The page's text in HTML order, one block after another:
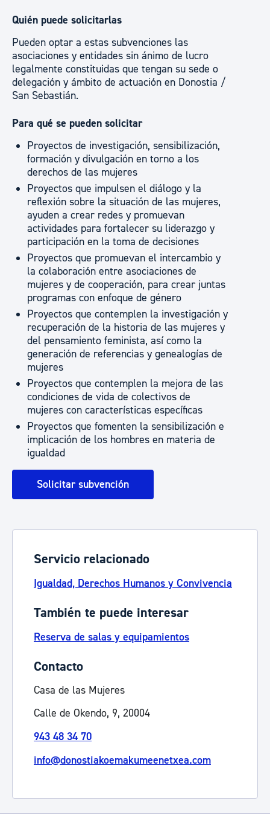
Quién puede solicitarlas
Pueden optar a estas subvenciones las
asociaciones y entidades sin ánimo de lucro
legalmente constituidas que tengan su sede o
delegación y ámbito de actuación en Donostia /
San Sebastián.
Para qué se pueden solicitar
Proyectos de investigación, sensibilización,
formación y divulgación en torno a los
derechos de las mujeres
Proyectos que impulsen el diálogo y la
reflexión sobre la situación de las mujeres,
ayuden a crear redes y promuevan
actividades para fortalecer su liderazgo y
participación en la toma de decisiones
Proyectos que promuevan el intercambio y
la colaboración entre asociaciones de
mujeres y de cooperación, para crear juntas
programas con enfoque de género
Proyectos que contemplen la investigación y
recuperación de la historia de las mujeres y
del pensamiento feminista, así como la
generación de referencias y genealogías de
mujeres
Proyectos que contemplen la mejora de las
condiciones de vida de colectivos de
mujeres con características específicas
Proyectos que fomenten la sensibilización e
implicación de los hombres en materia de
igualdad
Solicitar subvención
Servicio relacionado
Igualdad, Derechos Humanos y Convivencia
También te puede interesar
Reserva de salas y equipamientos
Contacto
Casa de las Mujeres
Calle de Okendo, 9, 20004
943 48 34 70
info@donostiakoemakumeenetxea.com